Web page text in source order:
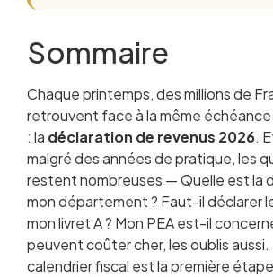
Sommaire
Qu’est-ce que la déclaration
?
Calendrier officiel 2026 : toutes
retenir
Qui est obligé de déclarer ses
?
Comment remplir sa déclaration
étape par étape
La déclaration pré-remplie : ce
Chaque printemps, des millions de
retrouvent face à la même
: la déclaration de revenus 2026.
malgré des années de pratique, les
restent nombreuses — Quelle est la
mon département ? Faut-il déclarer
mon livret A ? Mon PEA est-il
peuvent coûter cher, les oublis aussi.
calendrier fiscal est la première